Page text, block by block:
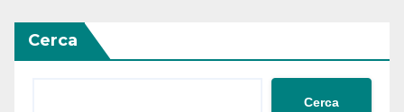
Cerca
Cerca